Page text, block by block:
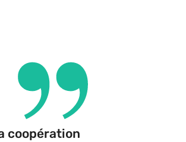
coopération